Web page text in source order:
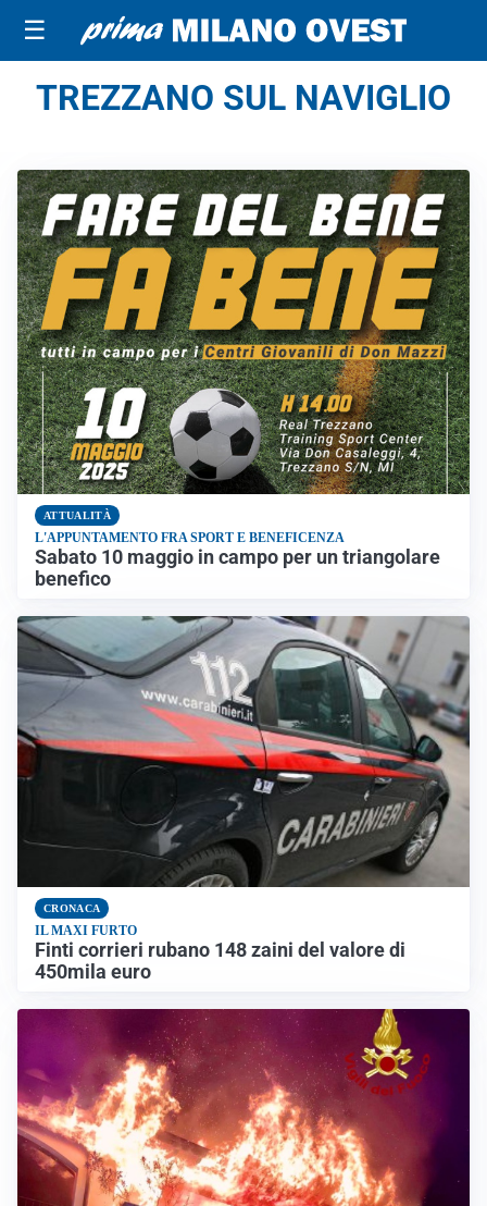
☰
TREZZANO SUL NAVIGLIO
ATTUALITÀ
L'APPUNTAMENTO FRA SPORT E BENEFICENZA
Sabato 10 maggio in campo per un triangolare
benefico
CRONACA
IL MAXI FURTO
Finti corrieri rubano 148 zaini del valore di
450mila euro